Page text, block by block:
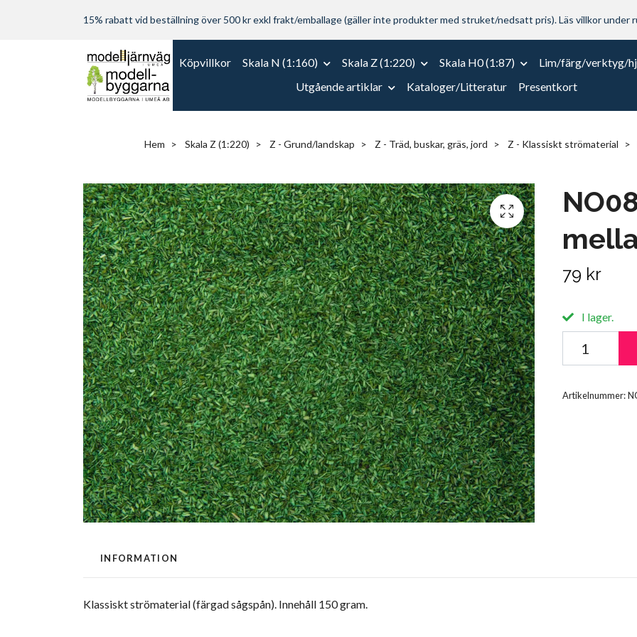
15% rabatt vid beställning över 500 kr exkl frakt/emballage (gäller inte produkter med struket/nedsatt pris). Läs villkor under
Köpvillkor Skala N (1:160) Skala Z (1:220) Skala H0 (1:87)
Lim/färg/verktyg/
Utgående artiklar
Kataloger/Litteratur Presentkort
Hem Skala Z (1:220) Z - Grund/landskap Z - Träd, buskar, gräs, jord Z - Klassiskt strömaterial
79 kr
I lager.
Artikelnummer:
INFORMATION
Klassiskt strömaterial (färgad sågspån). Innehåll 150 gram.